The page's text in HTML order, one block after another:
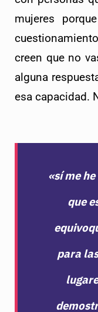
mujeres
creen que no
alguna
esa capacidad.
«sí me
que
para